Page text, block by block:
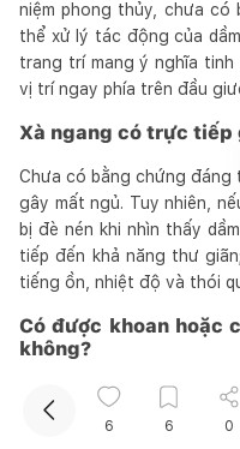
niệm phong thủy, chưa
thể xử lý tác động của
trang trí mang ý nghĩa
vị trí ngay phía trên đầu
Xà ngang có trực tiếp
Chưa có bằng chứng
gây mất ngủ. Tuy nhiên,
bị đè nén khi nhìn thấy
tiếp đến khả năng thư
tiếng ồn, nhiệt độ và thói
Có được khoan hoặc
không?
Không nên tự ý khoan
Những thao tác này có
6 6 0